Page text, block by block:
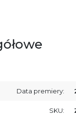
Data premiery:
SKU: